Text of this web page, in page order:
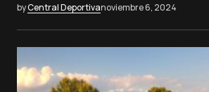
byCentral Deportivanoviembre 6, 2024